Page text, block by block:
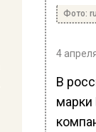
Фото:
4
В
марки